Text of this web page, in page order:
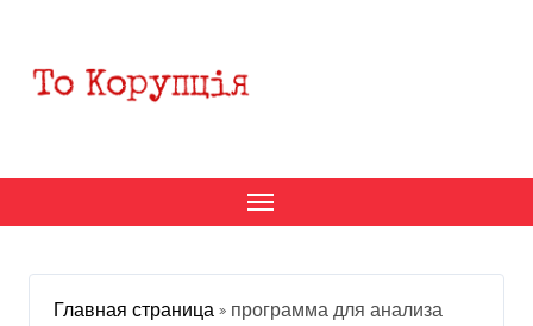
содержанию
Главная страница » программа для анализа